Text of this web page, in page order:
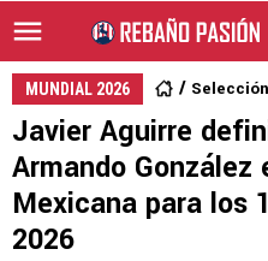
MUNDIAL 2026
Javier Aguirre
Armando
Mexicana para los
2026